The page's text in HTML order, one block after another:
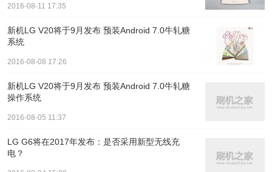
2016-08-11 17:35
新机LG V20将于9月发布 预装Android 7.0牛轧糖
系统
2016-08-08 17:26
新机LG V20将于9月发布 预装Android 7.0牛轧糖
操作系统
2016-08-05 11:37
LG G6将在2017年发布：是否采用新型无线充
电？